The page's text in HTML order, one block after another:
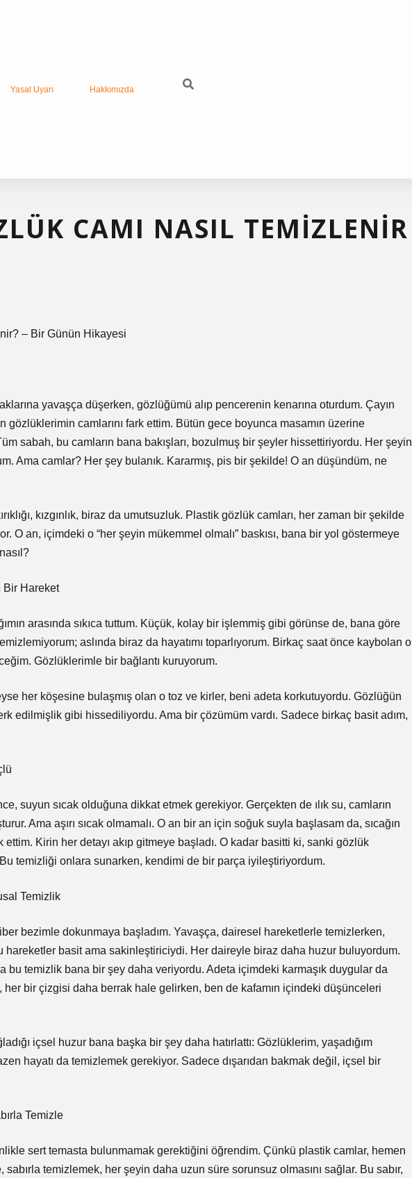
Yasal Uyarı Hakkımızda
CAMI NASIL TEMIZLENIR
– Bir Günün Hikayesi
yavaşça düşerken, gözlüğümü alıp pencerenin kenarına oturdum. Çayın
gözlüklerimin camlarını fark ettim. Bütün gece boyunca masamın üzerine
sabah, bu camların bana bakışları, bozulmuş bir şeyler hissettiriyordu. Her şeyin
Ama camlar? Her şey bulanık. Kararmış, pis bir şekilde! O an düşündüm, ne
kızgınlık, biraz da umutsuzluk. Plastik gözlük camları, her zaman bir şekilde
O an, içimdeki o “her şeyin mükemmel olmalı” baskısı, bana bir yol göstermeye
Bir Hareket
arasında sıkıca tuttum. Küçük, kolay bir işlemmiş gibi görünse de, bana göre
aslında biraz da hayatımı toparlıyorum. Birkaç saat önce kaybolan o
Gözlüklerimle bir bağlantı kuruyorum.
her köşesine bulaşmış olan o toz ve kirler, beni adeta korkutuyordu. Gözlüğün
edilmişlik gibi hissediliyordu. Ama bir çözümüm vardı. Sadece birkaç basit adım,
suyun sıcak olduğuna dikkat etmek gerekiyor. Gerçekten de ılık su, camların
Ama aşırı sıcak olmamalı. O an bir an için soğuk suyla başlasam da, sıcağın
ettim. Kirin her detayı akıp gitmeye başladı. O kadar basitti ki, sanki gözlük
temizliği onlara sunarken, kendimi de bir parça iyileştiriyordum.
Temizlik
bezimle dokunmaya başladım. Yavaşça, dairesel hareketlerle temizlerken,
hareketler basit ama sakinleştiriciydi. Her daireyle biraz daha huzur buluyordum.
bu temizlik bana bir şey daha veriyordu. Adeta içimdeki karmaşık duygular da
her bir çizgisi daha berrak hale gelirken, ben de kafamın içindeki düşünceleri
içsel huzur bana başka bir şey daha hatırlattı: Gözlüklerim, yaşadığım
hayatı da temizlemek gerekiyor. Sadece dışarıdan bakmak değil, içsel bir
Temizle
sert temasta bulunmamak gerektiğini öğrendim. Çünkü plastik camlar, hemen
temizlemek, her şeyin daha uzun süre sorunsuz olmasını sağlar. Bu sabır,